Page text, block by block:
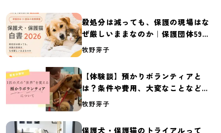
殺処分は減っても、保護の現場はな
ぜ厳しいままなのか｜保護団体59団
体の実態調査【保護犬・保護猫白書
牧野芽子
【体験談】預かりボランティアと
は？条件や費用、大変なことなど紹
介
牧野芽子
保護犬・保護猫のトライアルって